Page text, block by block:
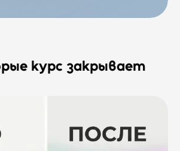
курс закрывает